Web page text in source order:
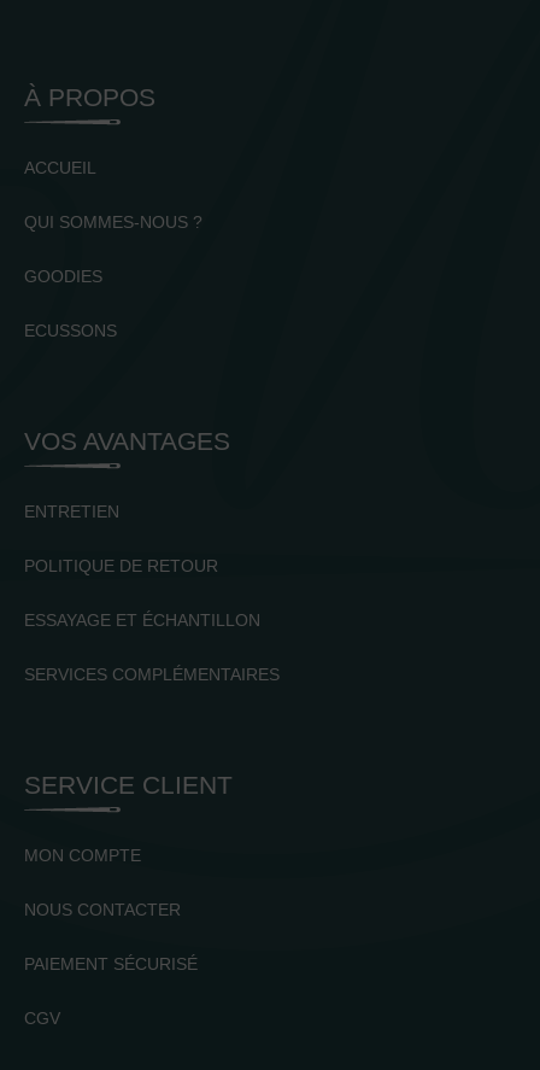
À PROPOS
ACCUEIL
QUI SOMMES-NOUS ?
GOODIES
ECUSSONS
VOS AVANTAGES
ENTRETIEN
POLITIQUE DE RETOUR
ESSAYAGE ET ÉCHANTILLON
SERVICES COMPLÉMENTAIRES
SERVICE CLIENT
MON COMPTE
NOUS CONTACTER
PAIEMENT SÉCURISÉ
CGV